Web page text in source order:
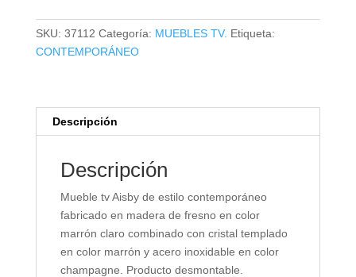
SKU: 37112 Categoría: MUEBLES TV. Etiqueta:
CONTEMPORÁNEO
Descripción
Descripción
Mueble tv Aisby de estilo contemporáneo
fabricado en madera de fresno en color
marrón claro combinado con cristal templado
en color marrón y acero inoxidable en color
champagne. Producto desmontable.